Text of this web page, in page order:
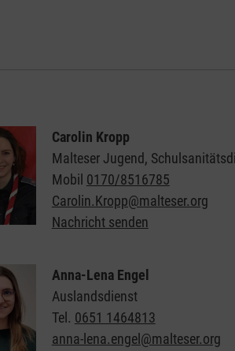
Carolin Kropp
Malteser Jugend,
Mobil 0170/8516785
Carolin.Kropp@malteser.org
Nachricht senden
Anna-Lena Engel
Auslandsdienst
Tel. 0651 1464813
anna-lena.engel@malteser.org